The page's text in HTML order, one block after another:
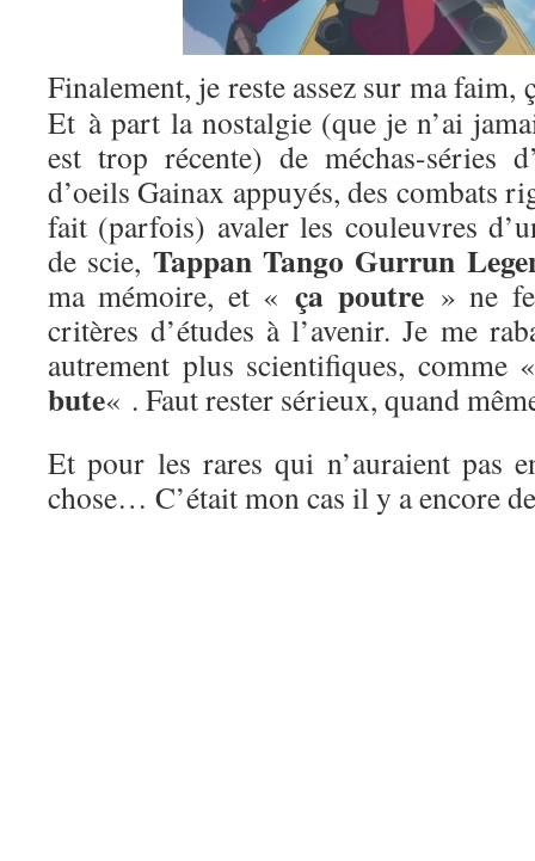
Finalement, je reste assez sur ma faim,
Et à part la nostalgie (que je n’ai
est trop récente) de méchas-séries
d’oeils Gainax appuyés, des combats
fait (parfois) avaler les couleuvres
de scie, Tappan Tango Gurrun
ma mémoire, et «ça poutre» ne
critères d’études à l’avenir. Je me
autrement plus scientifiques, comme
bute« . Faut rester sérieux, quand
Et pour les rares qui n’auraient pas
chose… C’était mon cas il y a encore